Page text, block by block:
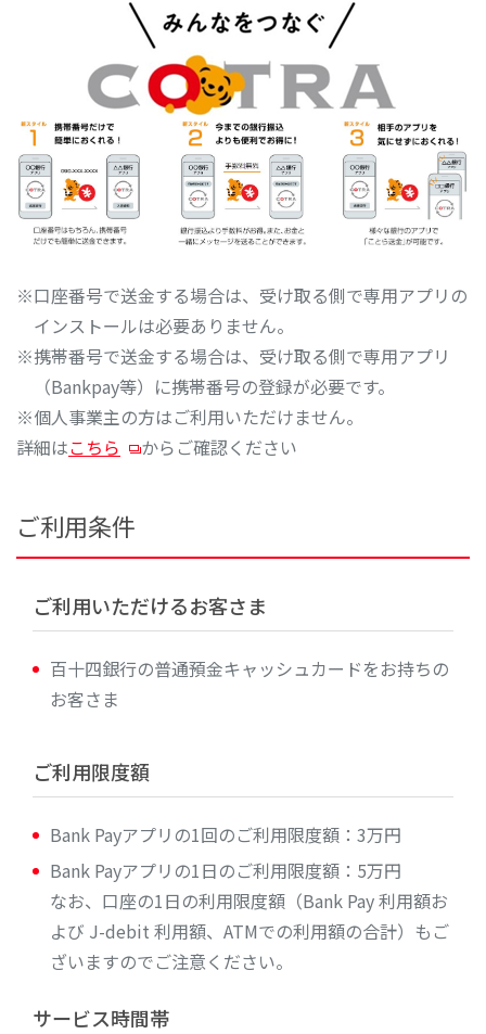
※口座番号で送金する場合は、受け取る側で専用アプリの
インストールは必要ありません。
※携帯番号で送金する場合は、受け取る側で専用アプリ
（Bankpay等）に携帯番号の登録が必要です。
※個人事業主の方はご利用いただけません。
詳細はこちら からご確認ください
ご利用条件
ご利用いただけるお客さま
百十四銀行の普通預金キャッシュカードをお持ちの
お客さま
ご利用限度額
Bank Payアプリの1回のご利用限度額：3万円
Bank Payアプリの1日のご利用限度額：5万円
なお、口座の1日の利用限度額（Bank Pay 利用額お
よび J-debit 利用額、ATMでの利用額の合計）もご
ざいますのでご注意ください。
サービス時間帯